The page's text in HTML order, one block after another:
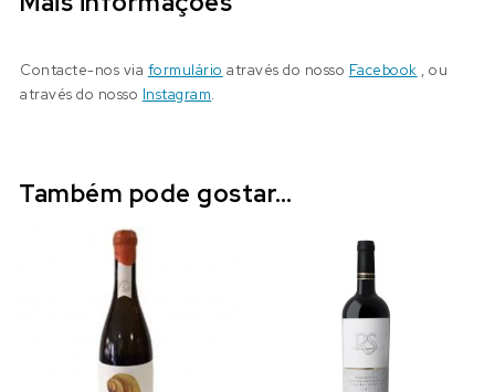
Contacte-nos via formulário através do nosso Facebook , ou
através do nosso Instagram.
Também pode gostar…